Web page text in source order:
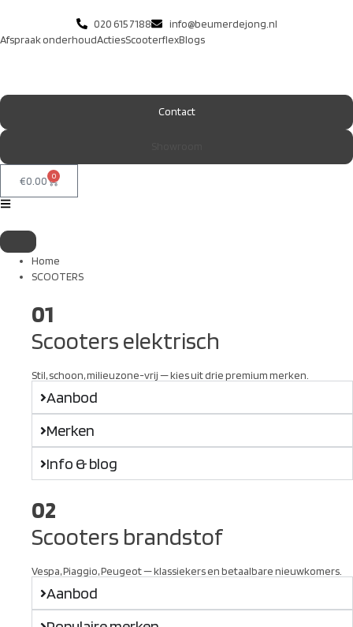
020 615 7188
info@beumerdejong.nl
Afspraak onderhoudActiesScooterflexBlogs
Contact
€0.00 0
Home
SCOOTERS
01
Scooters elektrisch
Stil, schoon, milieuzone-vrij — kies uit drie premium merken.
Aanbod
Merken
Info & blog
02
Scooters brandstof
Vespa, Piaggio, Peugeot — klassiekers en betaalbare nieuwkomers.
Aanbod